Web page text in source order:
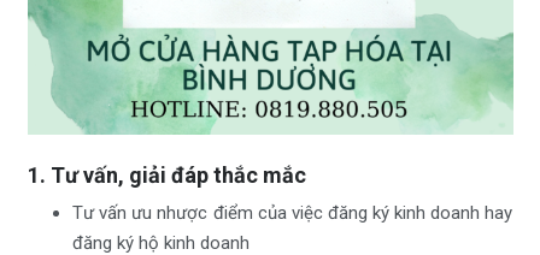
1. Tư vấn, giải đáp thắc mắc
Tư vấn ưu nhược điểm của việc đăng ký kinh doanh hay
đăng ký hộ kinh doanh